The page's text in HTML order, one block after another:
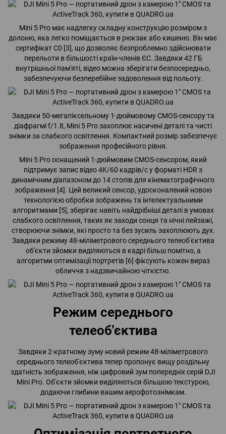
Mini 5 Pro має надлегку складну конструкцію розміром з
долоню, яка легко поміщається в рюкзак або кишеню. Він має
сертифікат C0 [3], що дозволяє безпроблемно здійснювати
перельоти в більшості країн-членів ЄС. Завдяки 42 ГБ
внутрішньої пам'яті, відео можна зберігати безпосередньо,
забезпечуючи безперебійне задоволення від польоту.
Завдяки 50-мегапіксельному 1-дюймовому CMOS-сенсору та
діафрагмі f/1.8, Mini 5 Pro захоплює насичені деталі та чисті
знімки за слабкого освітлення. Компактний розмір забезпечує
зображення професійного рівня.
Mini 5 Pro оснащений 1-дюймовим CMOS-сенсором, який
підтримує запис відео 4K/60 кадрів/с у форматі HDR з
динамічним діапазоном до 14 стопів для кінематографічного
зображення [4]. Цей великий сенсор, удосконалений новою
технологією обробки зображень та інтелектуальними
алгоритмами [5], зберігає навіть найдрібніші деталі в умовах
слабкого освітлення, таких як заходи сонця та нічні пейзажі,
створюючи знімки, які просто та без зусиль захоплюють дух.
Завдяки режиму 48-міліметрового середнього телеоб'єктива
об'єкти зйомки виділяються в кадрі більш помітно, а
алгоритми оптимізації портретів [6] фіксують кожен вираз
обличчя з надзвичайною чіткістю.
Режим середнього
телеоб'єктива
Завдяки 2-кратному зуму новий режим 48-міліметрового
середнього телеоб'єктива тепер пропонує вищу роздільну
здатність зображення, ніж цифровий зум попередніх серій DJI
Mini Pro. Об'єкти зйомки виділяються більшою текстурою,
додаючи глибини вашим аерофотознімкам.